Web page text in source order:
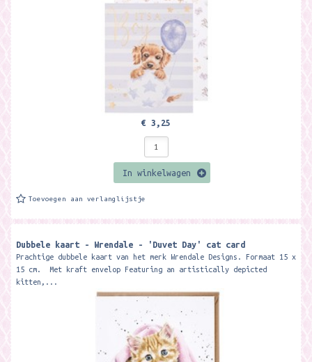
€ 3,25
In winkelwagen
Toevoegen aan verlanglijstje
Dubbele kaart - Wrendale - 'Duvet Day' cat card
Prachtige dubbele kaart van het merk Wrendale Designs. Formaat 15 x
15 cm. Met kraft envelop Featuring an artistically depicted
kitten,...